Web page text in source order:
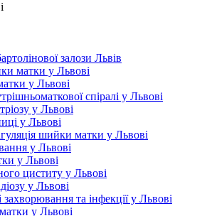
залози Львів
матки у Львові
у Львові
спіралі у Львові
у Львові
у Львові
шийки матки у Львові
у Львові
у Львові
циститу у Львові
у Львові
захворювання та інфекції у Львові
у Львові